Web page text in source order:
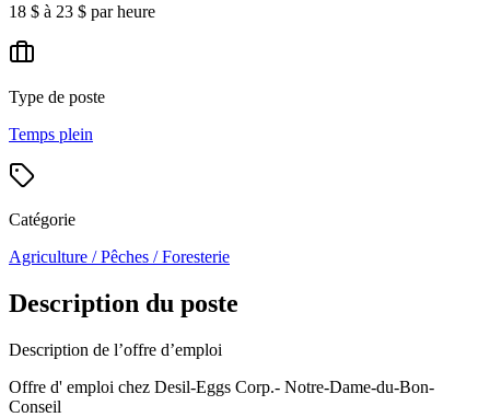
18 $ à 23 $ par heure
Type de poste
Temps plein
Catégorie
Agriculture / Pêches / Foresterie
Description du poste
Description de l’offre d’emploi
Offre d' emploi chez Desil-Eggs Corp.- Notre-Dame-du-Bon-
Conseil